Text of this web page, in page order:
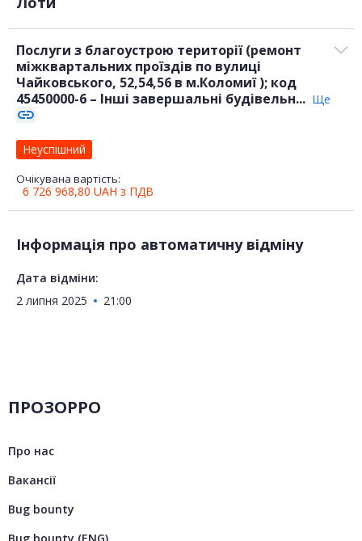
Послуги з благоустрою території (ремонт
міжквартальних проїздів по вулиці
Чайковського, 52,54,56 в м.Коломиї ); код
45450000-6 – Інші завершальні будівельн... Ще
link
Очікувана вартість:
6 726 968,80 UAH з ПДВ
Неуспішний
Інформація про автоматичну відміну
Дата відміни:
2 липня 2025
21:00
ПРОЗОРРО
Про нас
Вакансії
Bug bounty